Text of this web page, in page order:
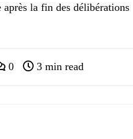
après la fin des délibérations
0 3 min read